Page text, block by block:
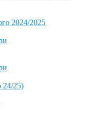
2024/2025
24/25)